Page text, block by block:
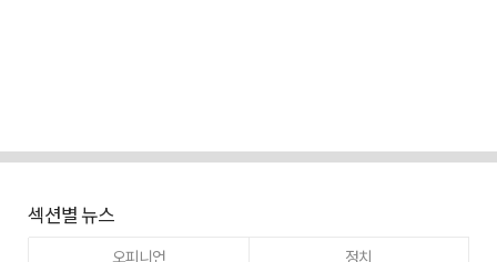
섹션별 뉴스
오피니언
정치